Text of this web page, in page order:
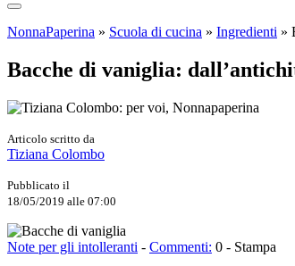
NonnaPaperina » Scuola di cucina » Ingredienti »
Bacche di vaniglia:
Articolo scritto da
Tiziana Colombo
Pubblicato il
18/05/2019 alle 07:00
Note per gli intolleranti - Commenti: 0 - Stampa